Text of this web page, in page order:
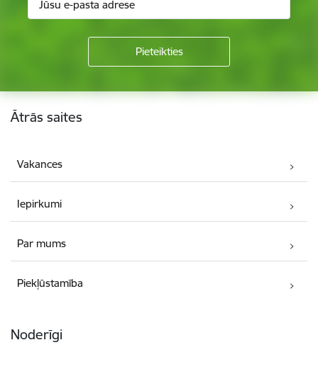
Kājene
Ātrās saites
Vakances
Iepirkumi
Par mums
Piekļūstamība
Noderīgi